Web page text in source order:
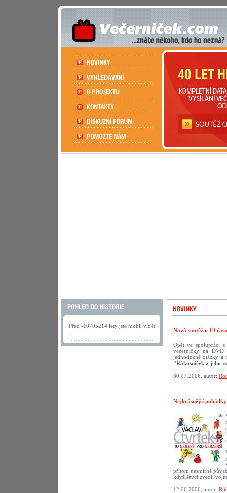
Před -10705214 lety jste mohli vidět
Nová soutěž o 10
Opět ve spolupráci
večerníčky na DVD
jednoduché otázky a
"Rákosníček a jeho
30.07.2006, autor:
Nejkrásnější
přitom nesmírně
když ševci zvedli
12.06.2006, autor: